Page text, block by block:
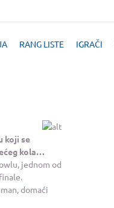
RANG LISTE IGRAČI
koji se
kola…
jednom od
domaći